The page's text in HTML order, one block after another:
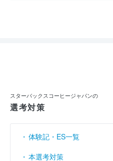
スターバックスコーヒージャパンの
選考対策
体験記・ES一覧
本選考対策